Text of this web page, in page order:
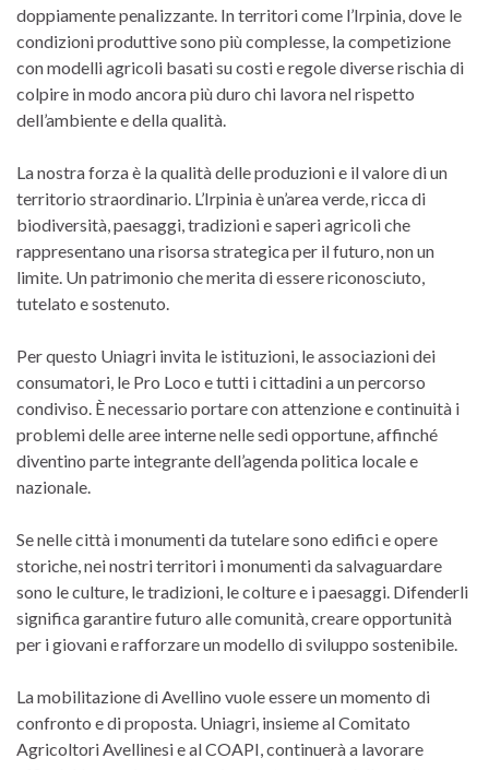
doppiamente penalizzante. In territori come l’Irpinia, dove le
condizioni produttive sono più complesse, la competizione
con modelli agricoli basati su costi e regole diverse rischia di
colpire in modo ancora più duro chi lavora nel rispetto
dell’ambiente e della qualità.
La nostra forza è la qualità delle produzioni e il valore di un
territorio straordinario. L’Irpinia è un’area verde, ricca di
biodiversità, paesaggi, tradizioni e saperi agricoli che
rappresentano una risorsa strategica per il futuro, non un
limite. Un patrimonio che merita di essere riconosciuto,
tutelato e sostenuto.
Per questo Uniagri invita le istituzioni, le associazioni dei
consumatori, le Pro Loco e tutti i cittadini a un percorso
condiviso. È necessario portare con attenzione e continuità i
problemi delle aree interne nelle sedi opportune, affinché
diventino parte integrante dell’agenda politica locale e
nazionale.
Se nelle città i monumenti da tutelare sono edifici e opere
storiche, nei nostri territori i monumenti da salvaguardare
sono le culture, le tradizioni, le colture e i paesaggi. Difenderli
significa garantire futuro alle comunità, creare opportunità
per i giovani e rafforzare un modello di sviluppo sostenibile.
La mobilitazione di Avellino vuole essere un momento di
confronto e di proposta. Uniagri, insieme al Comitato
Agricoltori Avellinesi e al COAPI, continuerà a lavorare